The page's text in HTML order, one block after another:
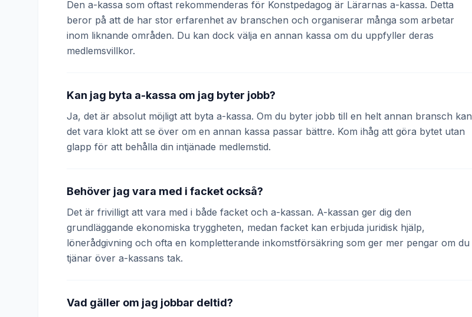
Den a-kassa som oftast rekommenderas för Konstpedagog är Lärarnas a-kassa. Detta
beror på att de har stor erfarenhet av branschen och organiserar många som arbetar
inom liknande områden. Du kan dock välja en annan kassa om du uppfyller deras
medlemsvillkor.
Kan jag byta a-kassa om jag byter jobb?
Ja, det är absolut möjligt att byta a-kassa. Om du byter jobb till en helt annan bransch kan
det vara klokt att se över om en annan kassa passar bättre. Kom ihåg att göra bytet utan
glapp för att behålla din intjänade medlemstid.
Behöver jag vara med i facket också?
Det är frivilligt att vara med i både facket och a-kassan. A-kassan ger dig den
grundläggande ekonomiska tryggheten, medan facket kan erbjuda juridisk hjälp,
lönerådgivning och ofta en kompletterande inkomstförsäkring som ger mer pengar om du
tjänar över a-kassans tak.
Vad gäller om jag jobbar deltid?